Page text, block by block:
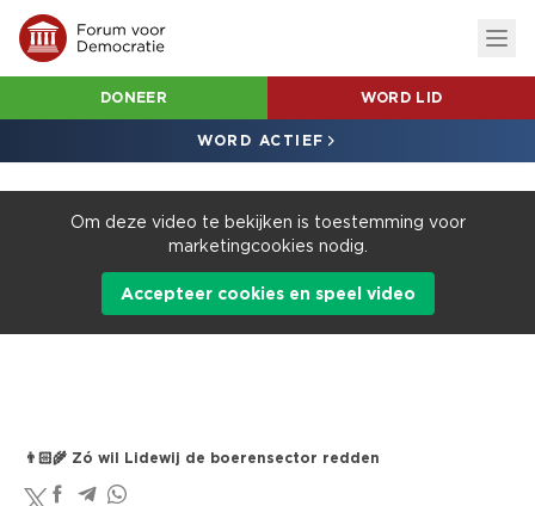
DONEER WORD LID
WORD ACTIEF
Om deze video te bekijken is toestemming voor
marketingcookies nodig.
Accepteer cookies en speel video
👨🏻‍🌾 Zó wil Lidewij de boerensector redden